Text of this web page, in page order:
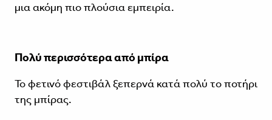
μια ακόμη πιο πλούσια εμπειρία.
Πολύ περισσότερα από μπίρα
Το φετινό φεστιβάλ ξεπερνά κατά πολύ το ποτήρι
της μπίρας.